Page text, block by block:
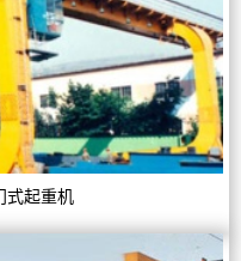
式起重机